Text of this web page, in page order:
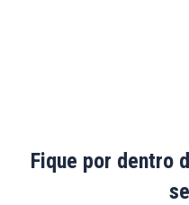
Fique por dentro